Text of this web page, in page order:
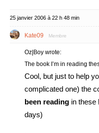
25 janvier 2006 à 22 h 48 min
Kate09 Membre
Oz|Boy wrote:
The book I’m in reading
Cool, but just to help
complicated one) the
been reading in these
days)